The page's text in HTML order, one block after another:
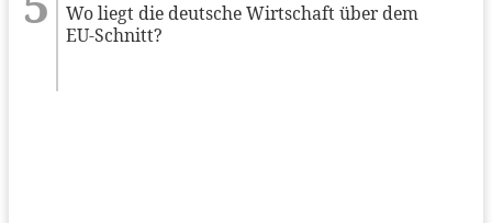
Wo liegt die deutsche Wirtschaft über dem
EU-Schnitt?